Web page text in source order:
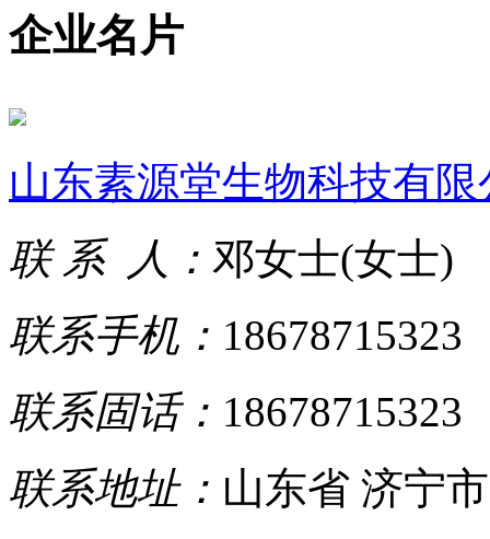
企业名片
山东素源堂生物科技有限
联 系 人： 邓女士(女士)
联系手机： 18678715323
联系固话： 18678715323
联系地址： 山东省 济宁